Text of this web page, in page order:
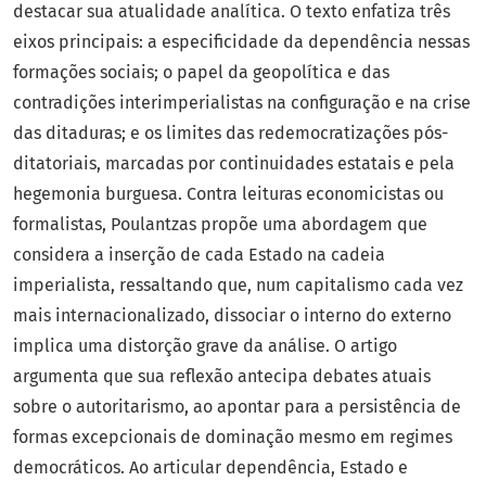
destacar sua atualidade analítica. O texto enfatiza três
eixos principais: a especificidade da dependência nessas
formações sociais; o papel da geopolítica e das
contradições interimperialistas na configuração e na crise
das ditaduras; e os limites das redemocratizações pós-
ditatoriais, marcadas por continuidades estatais e pela
hegemonia burguesa. Contra leituras economicistas ou
formalistas, Poulantzas propõe uma abordagem que
considera a inserção de cada Estado na cadeia
imperialista, ressaltando que, num capitalismo cada vez
mais internacionalizado, dissociar o interno do externo
implica uma distorção grave da análise. O artigo
argumenta que sua reflexão antecipa debates atuais
sobre o autoritarismo, ao apontar para a persistência de
formas excepcionais de dominação mesmo em regimes
democráticos. Ao articular dependência, Estado e